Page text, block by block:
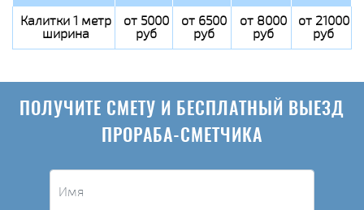
Калитки 1 метр
ширина
от 5000
руб
от 6500
руб
от 8000
руб
от 21000
руб
ПОЛУЧИТЕ СМЕТУ И БЕСПЛАТНЫЙ ВЫЕЗД
ПРОРАБА-СМЕТЧИКА